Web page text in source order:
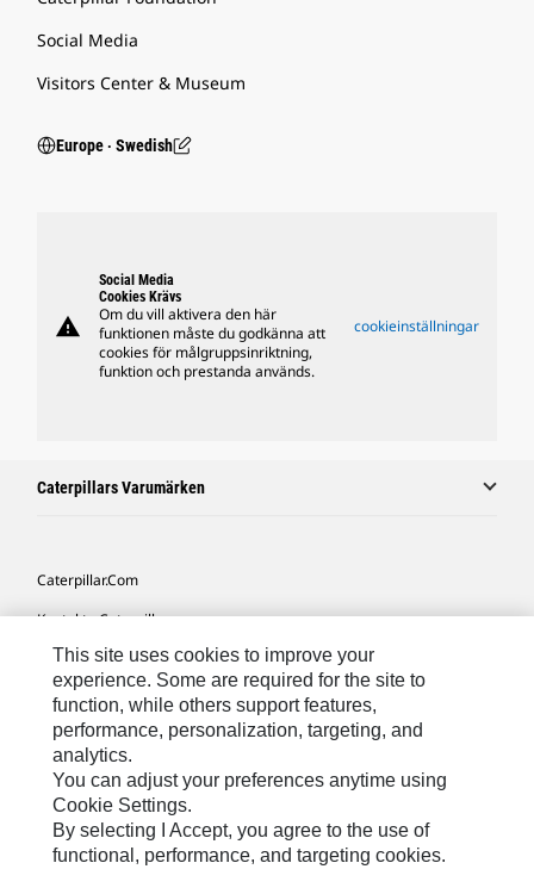
Social Media
Visitors Center & Museum
Europe ‧ Swedish
warning
Social Media
Cookies Krävs
Om du vill aktivera den här
funktionen måste du godkänna att
cookies för målgruppsinriktning,
funktion och prestanda används.
cookieinställningar
Caterpillars Varumärken
Caterpillar.com
Kontakta Caterpillar
Mina Marknadsföringspreferenser
Platskarta
Cookie Settings
Juridiskt
Sekretess
This site uses cookies to improve your
experience. Some are required for the site to
function, while others support features,
performance, personalization, targeting, and
analytics.
You can adjust your preferences anytime using
Cookie Settings.
By selecting I Accept, you agree to the use of
functional, performance, and targeting cookies.